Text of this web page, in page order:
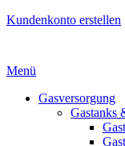
Kundenkonto erstellen
Menü
Gasversorgung
Gastanks